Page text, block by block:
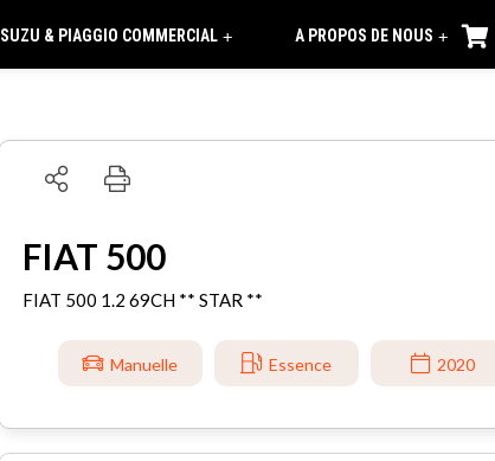
+
ISUZU & PIAGGIO COMMERCIAL +
A PROPOS DE NOUS
FIAT 500
FIAT 500 1.2 69CH ** STAR **
Manuelle Essence 2020